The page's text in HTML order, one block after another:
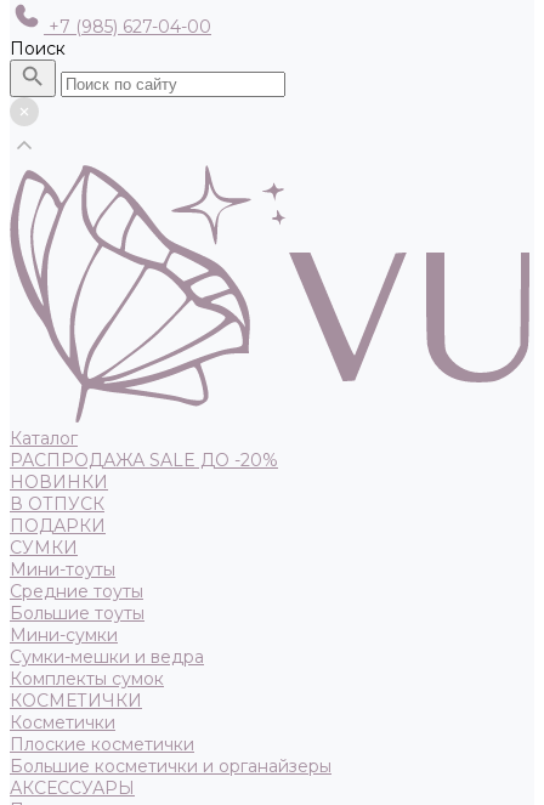
+7 (985) 627-04-00
Поиск
Каталог
РАСПРОДАЖА SALE ДО -20%
НОВИНКИ
В ОТПУСК
ПОДАРКИ
СУМКИ
Мини-тоуты
Средние тоуты
Большие тоуты
Мини-сумки
Сумки-мешки и ведра
Комплекты сумок
КОСМЕТИЧКИ
Косметички
Плоские косметички
Большие косметички и органайзеры
АКСЕССУАРЫ